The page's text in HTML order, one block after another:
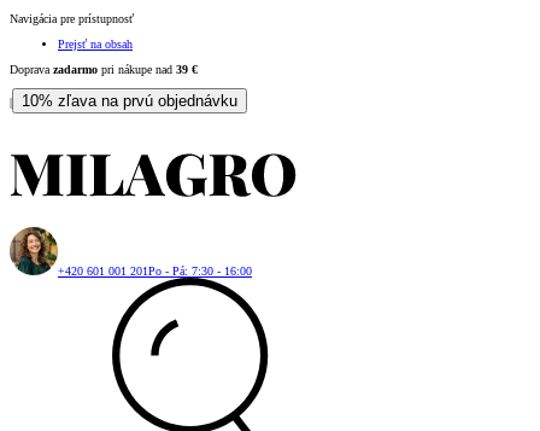
Navigácia pre prístupnosť
Prejsť na obsah
Doprava zadarmo pri nákupe nad 39 €
| 10% zľava na prvú objednávku
+420 601 001 201Po - Pá: 7:30 - 16:00